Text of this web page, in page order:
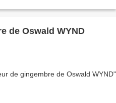
de Oswald WYND